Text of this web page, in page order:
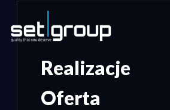
Realizacje
Oferta